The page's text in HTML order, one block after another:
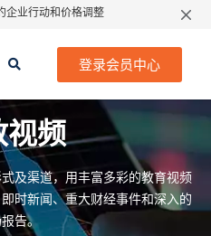
企业行动和价格调整
全、有序、良性发展
登录会员中心
视频
及渠道，用丰富多彩的教育视频
时新闻、重大财经事件和深入的
告。